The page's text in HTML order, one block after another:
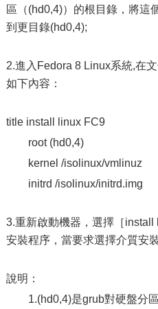
區（(hd0,4)）的根目錄，將這
到更目錄(hd0,4);
2.進入Fedora 8 Linux系統,在
如下內容：
title install linux FC9
root (hd0,4)
kernel /isolinux/vmlinuz
initrd /isolinux/initrd.img
3.重新啟動機器，選擇［
安裝程序，當要求選擇介質安
說明：
1.(hd0,4)是grub對硬盤分